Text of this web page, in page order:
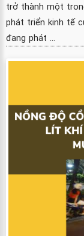
trở thành một
phát triển kinh tế
đang phát ...